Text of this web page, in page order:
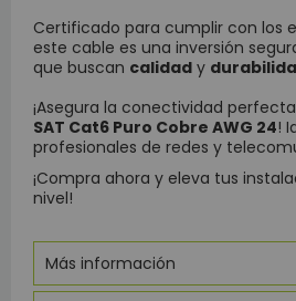
Certificado para cumplir con los
este cable es una inversión
que buscan calidad y
¡Asegura la conectividad
SAT Cat6 Puro Cobre AWG 24!
profesionales de redes y
¡Compra ahora y eleva tus
nivel!
Más información